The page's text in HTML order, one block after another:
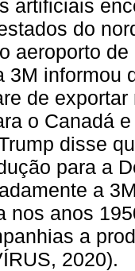
artificiais
do
aeroporto
3M informou
de
o Canadá
disse
para a
a
nos anos
a
2020).